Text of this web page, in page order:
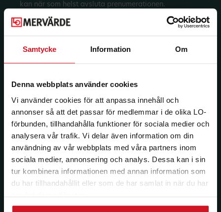
Samtycke Information Om
Denna webbplats använder cookies
Vi använder cookies för att anpassa innehåll och
annonser så att det passar för medlemmar i de olika LO-
förbunden, tillhandahålla funktioner för sociala medier och
analysera vår trafik. Vi delar även information om din
användning av vår webbplats med våra partners inom
sociala medier, annonsering och analys. Dessa kan i sin
tur kombinera informationen med annan information som
du har tillhandahållit eller som de har samlat in när du har
använt deras tjänster.
kan när som helst avsluta prenumerationen.